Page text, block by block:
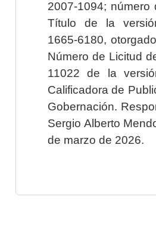
2007-1094;
Título de la
1665-6180,
Número de Licitud
11022 de la
Calificadora de
Gobernación.
Sergio Alberto
de marzo de 2026.